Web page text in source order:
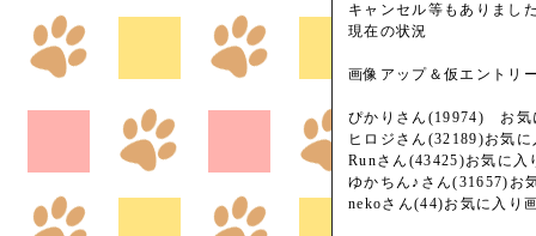
キャンセル等もありまし
現在の状況
画像アップ＆仮エントリ
ぴかりさん(19974) お
ヒロジさん(32189)お気
Runさん(43425)お気に入
ゆかちん♪さん(31657)お
nekoさん(44)お気に入り